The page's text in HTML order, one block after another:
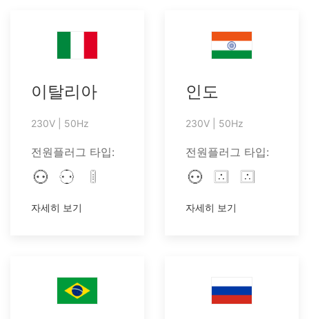
이탈리아
230V | 50Hz
전원플러그 타입:
자세히 보기
인도
230V | 50Hz
전원플러그 타입:
자세히 보기